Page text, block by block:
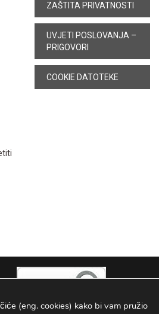
ZAŠTITA PRIVATNOSTI
UVJETI POSLOVANJA –
PRIGOVORI
COOKIE DATOTEKE
(eng. cookies) kako bi vam pružio